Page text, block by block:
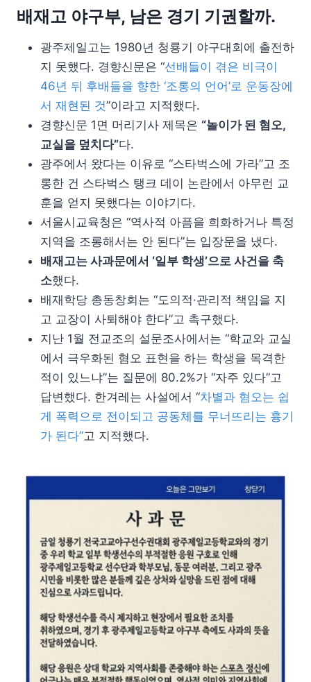
배재고 야구부, 남은 경기 기권할까.
광주제일고는 1980년 청룡기 야구대회에 출전하
지 못했다. 경향신문은 “선배들이 겪은 비극이
46년 뒤 후배들을 향한 ‘조롱의 언어’로 운동장에
서 재현된 것”이라고 지적했다.
경향신문 1면 머리기사 제목은 “놀이가 된 혐오,
교실을 덮치다”다.
광주에서 왔다는 이유로 “스타벅스에 가라”고 조
롱한 건 스타벅스 탱크 데이 논란에서 아무런 교
훈을 얻지 못했다는 이야기다.
서울시교육청은 “역사적 아픔을 희화하거나 특정
지역을 조롱해서는 안 된다”는 입장문을 냈다.
배재고는 사과문에서 ‘일부 학생’으로 사건을 축
소했다.
배재학당 총동창회는 “도의적·관리적 책임을 지
고 교장이 사퇴해야 한다”고 촉구했다.
지난 1월 전교조의 설문조사에서는 “학교와 교실
에서 극우화된 혐오 표현을 하는 학생을 목격한
적이 있느냐”는 질문에 80.2%가 “자주 있다”고
답변했다. 한겨레는 사설에서 “차별과 혐오는 쉽
게 폭력으로 전이되고 공동체를 무너뜨리는 흉기
가 된다”고 지적했다.